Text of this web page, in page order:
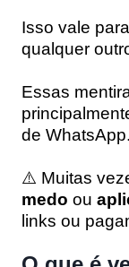
Isso vale
qualquer
Essas
de WhatsApp.
⚠️ Muitas
medo ou
links ou